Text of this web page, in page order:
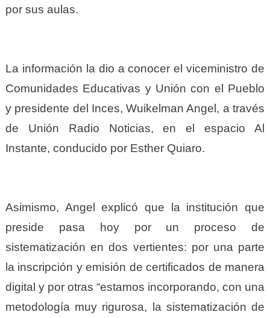
por sus aulas.
La información la dio a conocer el viceministro de
Comunidades Educativas y Unión con el Pueblo
y presidente del Inces, Wuikelman Angel, a través
de Unión Radio Noticias, en el espacio Al
Instante, conducido por Esther Quiaro.
Asimismo, Angel explicó que la institución que
preside pasa hoy por un proceso de
sistematización en dos vertientes: por una parte
la inscripción y emisión de certificados de manera
digital y por otras “estamos incorporando, con una
metodología muy rigurosa, la sistematización de